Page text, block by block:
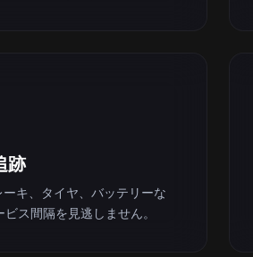
跡
キ、タイヤ、バッテリーな
ス間隔を見逃しません。